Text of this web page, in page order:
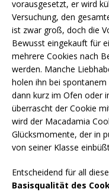
vorausgesetzt, er wird
Versuchung, den
ist zwar groß, doch die
Bewusst eingekauft für
mehrere Cookies nach
werden. Manche
holen ihn bei
dann kurz im Ofen oder
überrascht der Cookie
wird der Macadamia
Glücksmomente, der in
von seiner Klasse
Entscheidend für all
Basisqualität des